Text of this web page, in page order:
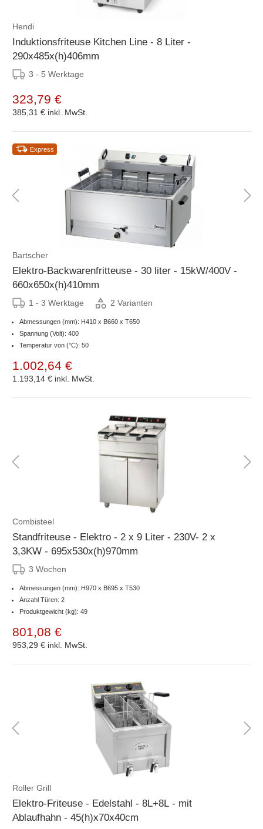
Hendi
Induktionsfriteuse Kitchen Line - 8 Liter -
290x485x(h)406mm
3 - 5 Werktage
323,79 €
385,31 € inkl. MwSt.
Express
Bartscher
Elektro-Backwarenfritteuse - 30 liter - 15kW/400V -
660x650x(h)410mm
1 - 3 Werktage 2 Varianten
Abmessungen (mm): H410 x B660 x T650
Spannung (Volt): 400
Temperatur von (°C): 50
1.002,64 €
1.193,14 € inkl. MwSt.
Combisteel
Standfriteuse - Elektro - 2 x 9 Liter - 230V- 2 x
3,3KW - 695x530x(h)970mm
3 Wochen
Abmessungen (mm): H970 x B695 x T530
Anzahl Türen: 2
Produktgewicht (kg): 49
801,08 €
953,29 € inkl. MwSt.
Roller Grill
Elektro-Friteuse - Edelstahl - 8L+8L - mit
Ablaufhahn - 45(h)x70x40cm